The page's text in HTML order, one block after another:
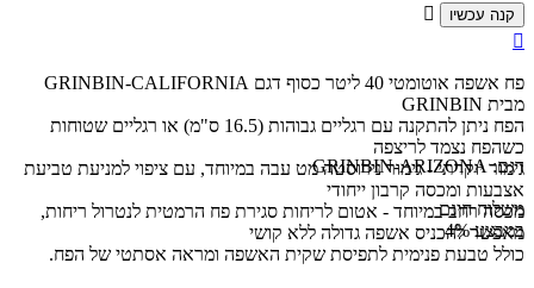
קנה עכשיו


פח אשפה אוטומטי 40 ליטר כסוף דגם GRINBIN-CALIFORNIA
מבית GRINBIN
הפח ניתן להתקנה עם רגליים גבוהות (16.5 ס"מ) או רגליים שטוחות
כשהפח נצמד לריצפה
גימור יוקרתי - גימור נירוסטה מט עבה במיוחד, עם ציפוי למניעת טביעת
אצבעות ומכסה קרבון ייחודי
מכסה רחב במיוחד - אטום לריחות סגירת פח הרמטית לנטרול ריחות,
מאפשר להכניס אשפה גדולה ללא קושי
כולל טבעת פנימית לתפיסת שקית האשפה ומראה אסתטי של הפח.
דגם: GRINBIN-ARIZONA
משלוח חינם
במבצע4%